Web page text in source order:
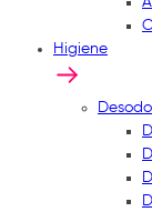
Higiene